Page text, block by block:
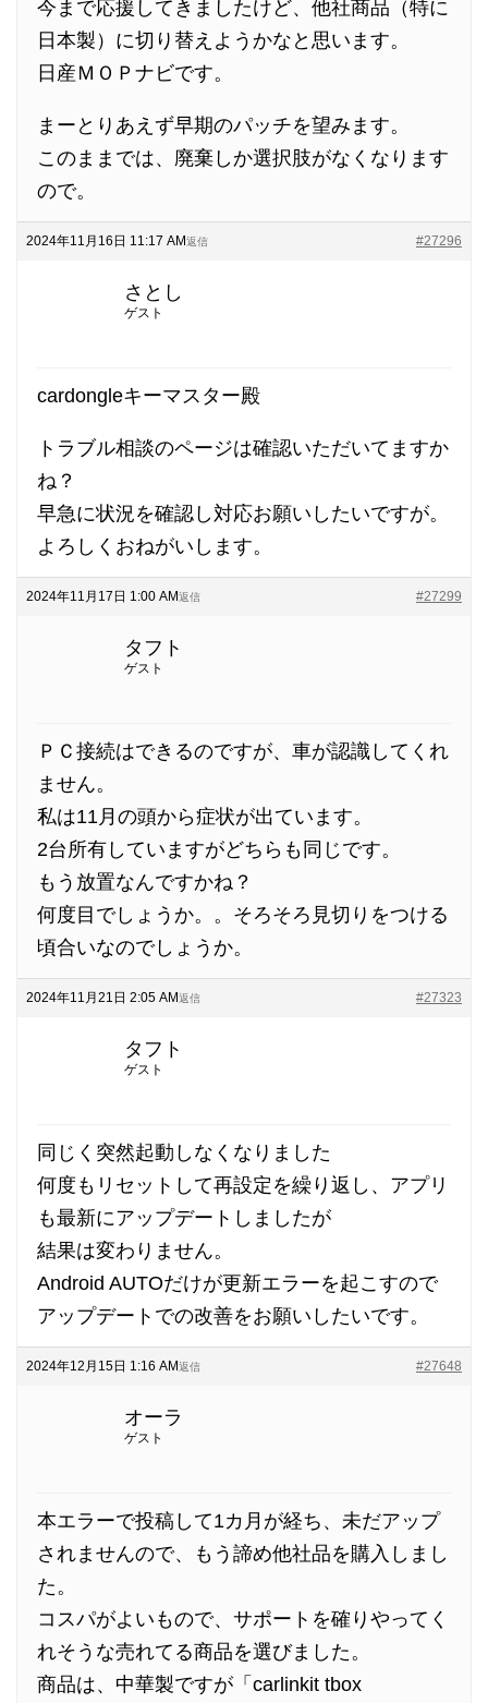
今まで応援してきましたけど、他社商品（特に
日本製）に切り替えようかなと思います。
日産ＭＯＰナビです。
まーとりあえず早期のパッチを望みます。
このままでは、廃棄しか選択肢がなくなります
ので。
2024年11月16日 11:17 AM #27296
返信
さとし
ゲスト
cardongleキーマスター殿
トラブル相談のページは確認いただいてますか
ね？
早急に状況を確認し対応お願いしたいですが。
よろしくおねがいします。
2024年11月17日 1:00 AM #27299
返信
タフト
ゲスト
ＰＣ接続はできるのですが、車が認識してくれ
ません。
私は11月の頭から症状が出ています。
2台所有していますがどちらも同じです。
もう放置なんですかね？
何度目でしょうか。。そろそろ見切りをつける
頃合いなのでしょうか。
2024年11月21日 2:05 AM #27323
返信
タフト
ゲスト
同じく突然起動しなくなりました
何度もリセットして再設定を繰り返し、アプリ
も最新にアップデートしましたが
結果は変わりません。
Android AUTOだけが更新エラーを起こすので
アップデートでの改善をお願いしたいです。
2024年12月15日 1:16 AM #27648
返信
オーラ
ゲスト
本エラーで投稿して1カ月が経ち、未だアップ
されませんので、もう諦め他社品を購入しまし
た。
コスパがよいもので、サポートを確りやってく
れそうな売れてる商品を選びました。
商品は、中華製ですが「carlinkit tbox